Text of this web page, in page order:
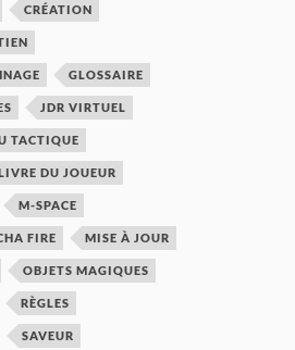
CRÉATION
GLOSSAIRE
JDR VIRTUEL
TACTIQUE
DU JOUEUR
M-SPACE
FIRE MISE À JOUR
OBJETS MAGIQUES
RÈGLES
SAVEUR